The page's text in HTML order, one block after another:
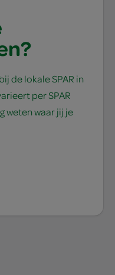
de lokale SPAR in
per SPAR
weten waar jij je